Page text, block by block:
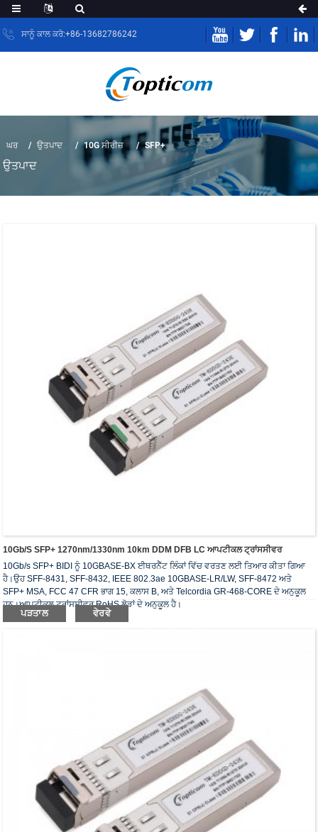
ਸਾਨੂੰ ਕਾਲ ਕਰੋ:+86-13682786242
ਘਰ ਉਤਪਾਦ 10G ਸੀਰੀਜ਼ SFP+
ਉਤਪਾਦ
10Gb/s SFP+ 1270nm/1330nm 10km DDM DFB LC ਆਪਟੀਕਲ ਟ੍ਰਾਂਸਸੀਵਰ
10Gb/s SFP+ BIDI ਨੂੰ 10GBASE-BX ਈਥਰਨੈੱਟ ਲਿੰਕਾਂ ਵਿੱਚ ਵਰਤਣ ਲਈ ਤਿਆਰ ਕੀਤਾ ਗਿਆ
ਹੈ।ਉਹ SFF-8431, SFF-8432, IEEE 802.3ae 10GBASE-LR/LW, SFF-8472 ਅਤੇ
SFP+ MSA, FCC 47 CFR ਭਾਗ 15, ਕਲਾਸ B, ਅਤੇ Telcordia GR-468-CORE ਦੇ ਅਨੁਕੂਲ
ਹਨ।ਆਪਟੀਕਲ ਟ੍ਰਾਂਸਸੀਵਰ RoHS ਲੋੜਾਂ ਦੇ ਅਨੁਕੂਲ ਹੈ।
ਪੜਤਾਲ ਵੇਰਵੇ